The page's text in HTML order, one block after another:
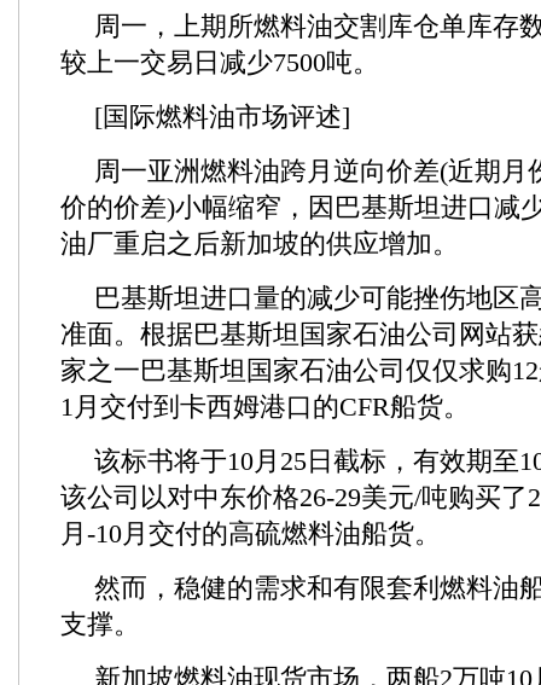
周一，上期所燃料油交割库仓单库存
较上一交易日减少7500吨。
[国际燃料油市场评述]
周一亚洲燃料油跨月逆向价差(近期月
价的价差)小幅缩窄，因巴基斯坦进口减
油厂重启之后新加坡的供应增加。
巴基斯坦进口量的减少可能挫伤地区
准面。根据巴基斯坦国家石油公司网站
家之一巴基斯坦国家石油公司仅仅求购
1月交付到卡西姆港口的CFR船货。
该标书将于10月25日截标，有效期至
该公司以对中东价格26-29美元/吨购买了
月-10月交付的高硫燃料油船货。
然而，稳健的需求和有限套利燃料油
支撑。
新加坡燃料油现货市场，两船2万吨10